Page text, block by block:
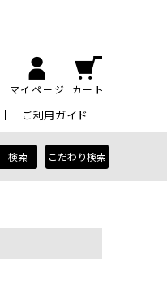
マイページ カート
ご利用ガイド
検索 こだわり検索